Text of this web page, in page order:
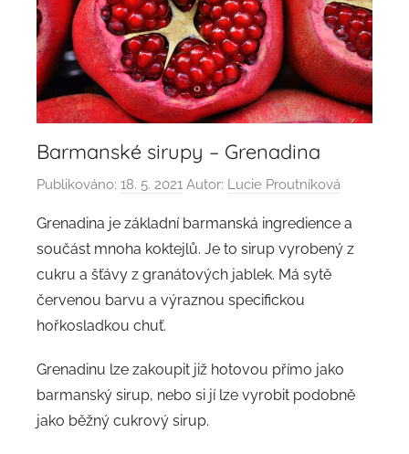
Barmanské sirupy – Grenadina
Publikováno: 18. 5. 2021 Autor: Lucie Proutníková
Grenadina je základní barmanská ingredience a
součást mnoha koktejlů. Je to sirup vyrobený z
cukru a šťávy z granátových jablek. Má sytě
červenou barvu a výraznou specifickou
hořkosladkou chuť.
Grenadinu lze zakoupit již hotovou přímo jako
barmanský sirup, nebo si jí lze vyrobit podobně
jako běžný cukrový sirup.